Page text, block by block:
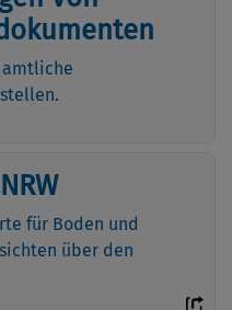
amtliche
für Boden und
über den